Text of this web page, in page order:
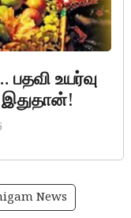
பதவி உயர்வு
News